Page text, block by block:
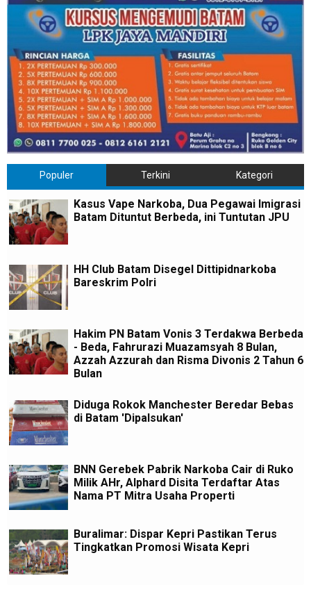
Populer Terkini Kategori
Kasus Vape Narkoba, Dua Pegawai Imigrasi
Batam Dituntut Berbeda, ini Tuntutan JPU
HH Club Batam Disegel Dittipidnarkoba
Bareskrim Polri
Hakim PN Batam Vonis 3 Terdakwa Berbeda
- Beda, Fahrurazi Muazamsyah 8 Bulan,
Azzah Azzurah dan Risma Divonis 2 Tahun 6
Bulan
Diduga Rokok Manchester Beredar Bebas
di Batam 'Dipalsukan'
BNN Gerebek Pabrik Narkoba Cair di Ruko
Milik AHr, Alphard Disita Terdaftar Atas
Nama PT Mitra Usaha Properti
Buralimar: Dispar Kepri Pastikan Terus
Tingkatkan Promosi Wisata Kepri